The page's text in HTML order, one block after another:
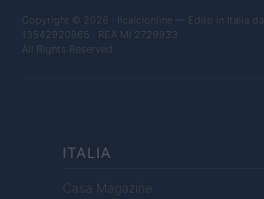
Copyright © 2026 · Ilcalcionline — Edito in Italia da
13542920965 · REA MI 2729933
All Rights Reserved
ITALIA
Casa Magazine